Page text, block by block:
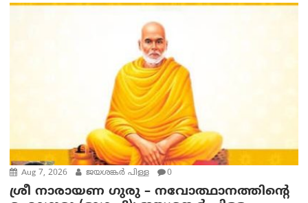
Aug 7, 2026 ജയശങ്കര്‍ പിള്ള 0
ശ്രീ നാരായണ ഗുരു – നവോത്ഥാനത്തിന്റെ